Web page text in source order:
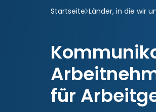
Startseite Länder, in die wir
für